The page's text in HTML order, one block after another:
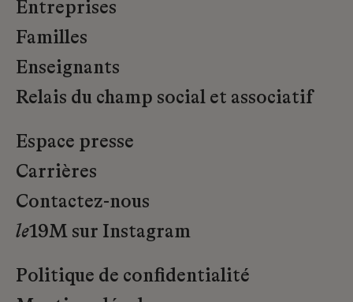
Entreprises
Familles
Enseignants
Relais du champ social et associatif
Espace presse
Carrières
Contactez-nous
le19M sur Instagram
Politique de confidentialité